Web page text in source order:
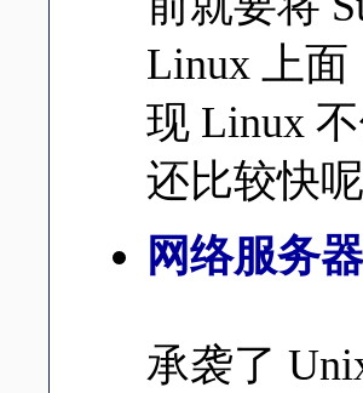
Linux 上
现 Linux
还比较快呢
网络服务器
承袭了